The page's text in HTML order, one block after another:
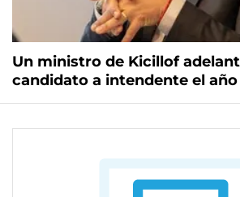
Un ministro de Kicillof
candidato a intendente el